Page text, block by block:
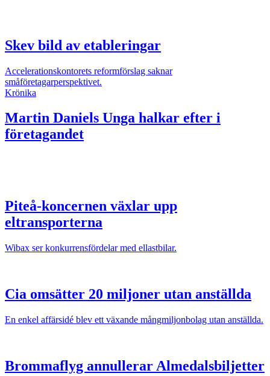
Skev bild av etableringar
Accelerationskontorets reformförslag saknar
småföretagarperspektivet.
Krönika
Martin Daniels Unga halkar efter i
företagandet
Piteå-koncernen växlar upp
eltransporterna
Wibax ser konkurrensfördelar med ellastbilar.
Cia omsätter 20 miljoner utan anställda
En enkel affärsidé blev ett växande mångmiljonbolag utan anställda.
Brommaflyg annullerar Almedalsbiljetter